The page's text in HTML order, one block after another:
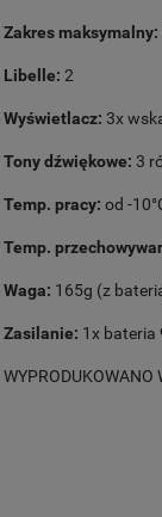
Zakres maksymalny:
Libelle: 2
Wyświetlacz: 3x
Tony dźwiękowe: 3
Temp. pracy: od -
Temp.
Waga: 165g (z
Zasilanie: 1x bateria
WYPRODUKOWANO